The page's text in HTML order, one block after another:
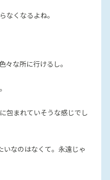
なくなるよね。
々な所に行けるし。
包まれていそうな感じでし
いなのはなくて。永遠じゃ